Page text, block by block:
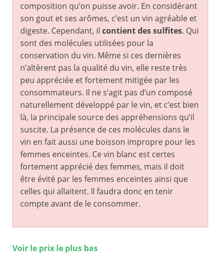
composition qu’on puisse avoir. En considérant
son gout et ses arômes, c’est un vin agréable et
digeste. Cependant, il contient des sulfites. Qui
sont des molécules utilisées pour la
conservation du vin. Même si ces dernières
n’altèrent pas la qualité du vin, elle reste très
peu appréciée et fortement mitigée par les
consommateurs. Il ne s’agit pas d’un composé
naturellement développé par le vin, et c’est bien
là, la principale source des appréhensions qu’il
suscite. La présence de ces molécules dans le
vin en fait aussi une boisson impropre pour les
femmes enceintes. Ce vin blanc est certes
fortement apprécié des femmes, mais il doit
être évité par les femmes enceintes ainsi que
celles qui allaitent. Il faudra donc en tenir
compte avant de le consommer.
Voir le prix le plus bas